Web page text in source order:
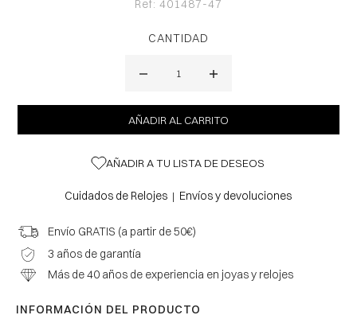
Ref: 401487-47
CANTIDAD
AÑADIR A TU LISTA DE DESEOS
Cuidados de Relojes | Envíos y devoluciones
Envío GRATIS (a partir de 50€)
3 años de garantía
Más de 40 años de experiencia en joyas y relojes
INFORMACIÓN DEL PRODUCTO